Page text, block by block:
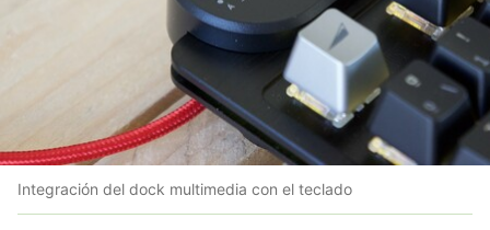
Integración del dock multimedia con el teclado